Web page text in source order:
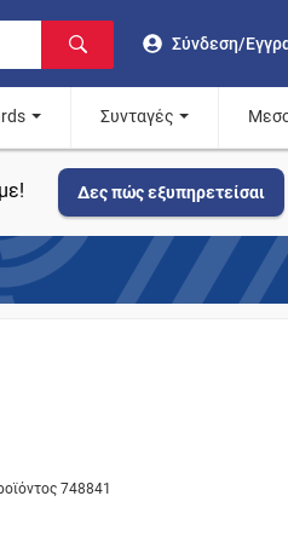
Σύνδεση/
Συνταγές
Δες πώς εξυπηρετείσαι
748841